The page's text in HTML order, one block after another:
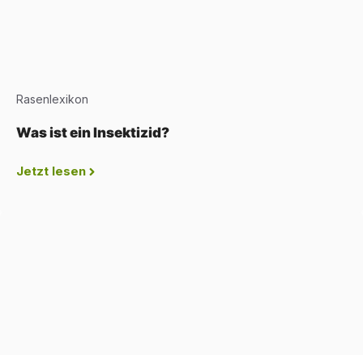
Rasenlexikon
Was ist ein Insektizid?
Jetzt lesen